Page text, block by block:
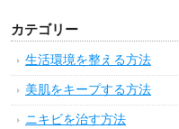
カテゴリー
生活環境を整える方法
美肌をキープする方法
ニキビを治す方法